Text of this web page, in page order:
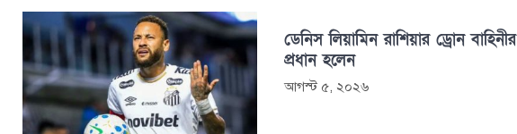
ডেনিস লিয়ামিন রাশিয়ার ড্রোন বাহিনীর
প্রধান হলেন
আগস্ট ৫, ২০২৬